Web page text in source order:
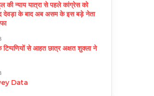
न्याय यात्रा से पहले कांग्रेस को
देवड़ा के बाद अब असम के इस बड़े नेता
टिप्पणियों से आहत छात्र अक्षत शुक्ला ने
Data